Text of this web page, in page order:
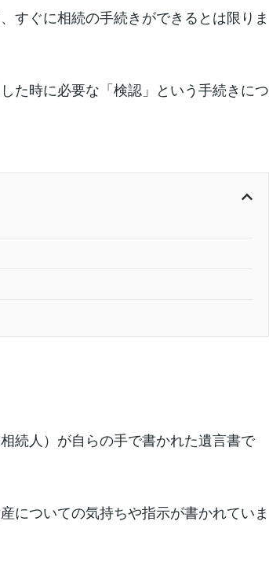
すぐに相続の手続きができるとは限りま
た時に必要な「検認」という手続きにつ
続人）が自らの手で書かれた遺言書で
についての気持ちや指示が書かれていま